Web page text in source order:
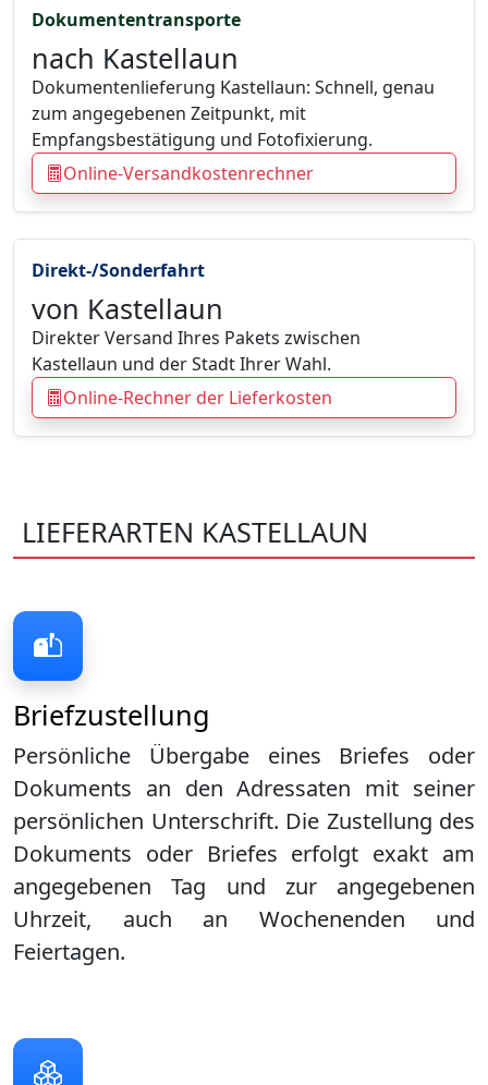
Direkt-/Sonderfahrt
von Kastellaun
Direkter Versand Ihres Pakets zwischen
Kastellaun und der Stadt Ihrer Wahl.
Online-Rechner der Lieferkosten
Dokumententransporte
nach Kastellaun
Dokumentenlieferung Kastellaun: Schnell, genau
zum angegebenen Zeitpunkt, mit
Empfangsbestätigung und Fotofixierung.
Online-Versandkostenrechner
LIEFERARTEN KASTELLAUN
Briefzustellung
Persönliche Übergabe eines Briefes oder
Dokuments an den Adressaten mit seiner
persönlichen Unterschrift. Die Zustellung des
Dokuments oder Briefes erfolgt exakt am
angegebenen Tag und zur angegebenen
Uhrzeit, auch an Wochenenden und
Feiertagen.